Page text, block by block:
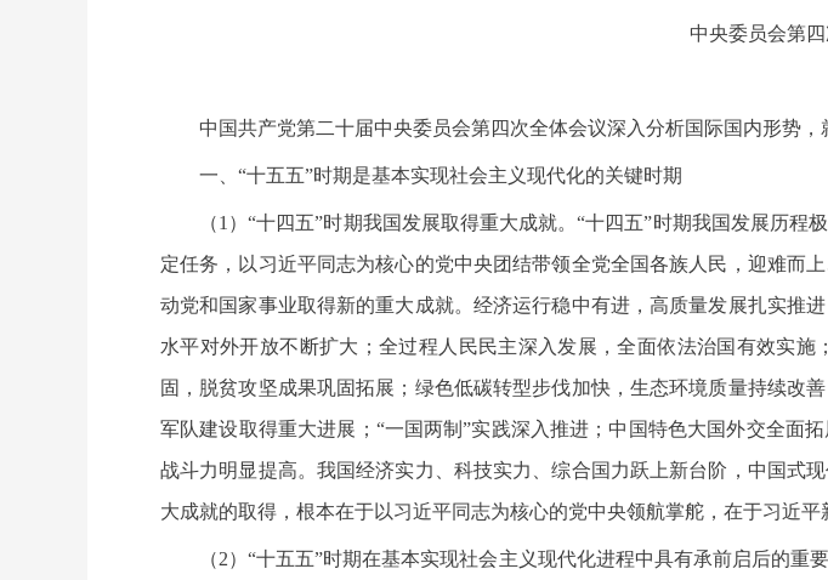
中央委员会第四
中国共产党第二十届中央委员会第四次全体会议深入分析国际国内形势，
一、“十五五”时期是基本实现社会主义现代化的关键时期
（1）“十四五”时期我国发展取得重大成就。“十四五”时期我国发展历
定任务，以习近平同志为核心的党中央团结带领全党全国各族人民，迎难而
动党和国家事业取得新的重大成就。经济运行稳中有进，高质量发展扎实推
水平对外开放不断扩大；全过程人民民主深入发展，全面依法治国有效实
固，脱贫攻坚成果巩固拓展；绿色低碳转型步伐加快，生态环境质量持续改
军队建设取得重大进展；“一国两制”实践深入推进；中国特色大国外交全面
战斗力明显提高。我国经济实力、科技实力、综合国力跃上新台阶，中国式
大成就的取得，根本在于以习近平同志为核心的党中央领航掌舵，在于习近平
（2）“十五五”时期在基本实现社会主义现代化进程中具有承前启后的